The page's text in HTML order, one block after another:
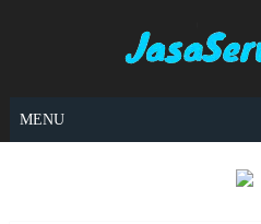
MENU